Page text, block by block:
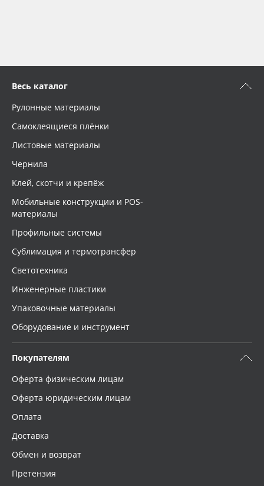
Весь каталог
Рулонные материалы
Самоклеящиеся плёнки
Листовые материалы
Чернила
Клей, скотчи и крепёж
Мобильные конструкции и POS-
материалы
Профильные системы
Сублимация и термотрансфер
Светотехника
Инженерные пластики
Упаковочные материалы
Оборудование и инструмент
Покупателям
Оферта физическим лицам
Оферта юридическим лицам
Оплата
Доставка
Обмен и возврат
Претензия